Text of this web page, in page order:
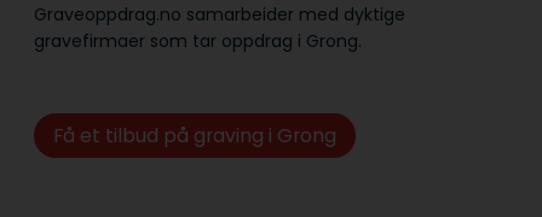
Graveoppdrag.no samarbeider med dyktige
gravefirmaer som tar oppdrag i Grong.
Få et tilbud på graving i Grong